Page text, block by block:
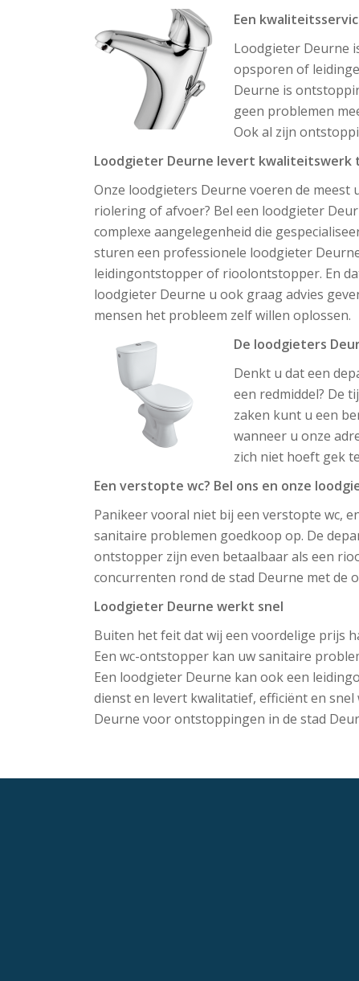
Een
Loodgieter Deurne
opsporen of
Deurne is
geen problemen
Ook al zijn
Loodgieter Deurne levert kwaliteitswerk
Onze loodgieters Deurne voeren de
riolering of afvoer? Bel een loodgieter
complexe aangelegenheid die
sturen een professionele loodgieter
leidingontstopper of rioolontstopper. En
loodgieter Deurne u ook graag advies
mensen het probleem zelf willen oplossen.
De loodgieters
Denkt u dat een
een redmiddel? De
zaken kunt u een
wanneer u onze
zich niet hoeft gek
Een verstopte wc? Bel ons en onze
Panikeer vooral niet bij een verstopte wc,
sanitaire problemen goedkoop op. De
ontstopper zijn even betaalbaar als een
concurrenten rond de stad Deurne met de
Loodgieter Deurne werkt snel
Buiten het feit dat wij een voordelige prijs
Een wc-ontstopper kan uw sanitaire
Een loodgieter Deurne kan ook een
dienst en levert kwalitatief, efficiënt en
Deurne voor ontstoppingen in de stad